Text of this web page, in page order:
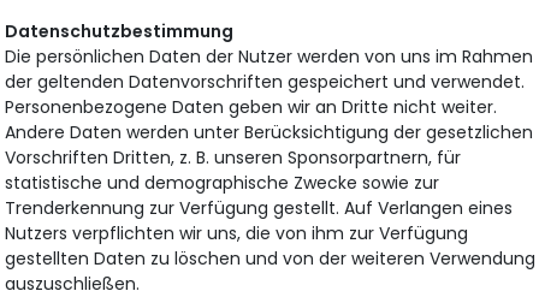
Datenschutzbestimmung
Die persönlichen Daten der Nutzer werden von uns im Rahmen
der geltenden Datenvorschriften gespeichert und verwendet.
Personenbezogene Daten geben wir an Dritte nicht weiter.
Andere Daten werden unter Berücksichtigung der gesetzlichen
Vorschriften Dritten, z. B. unseren Sponsorpartnern, für
statistische und demographische Zwecke sowie zur
Trenderkennung zur Verfügung gestellt. Auf Verlangen eines
Nutzers verpflichten wir uns, die von ihm zur Verfügung
gestellten Daten zu löschen und von der weiteren Verwendung
auszuschließen.